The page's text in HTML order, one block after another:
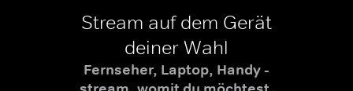
Stream auf dem Gerät
deiner Wahl
Fernseher, Laptop, Handy -